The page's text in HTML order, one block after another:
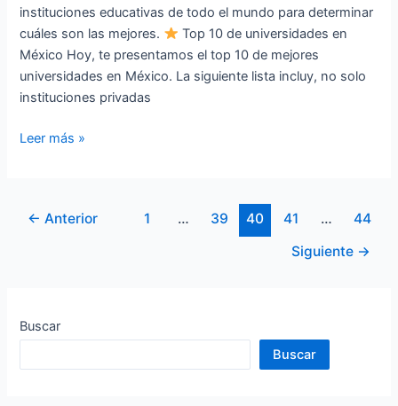
instituciones educativas de todo el mundo para determinar
cuáles son las mejores.
Top 10 de universidades en
México Hoy, te presentamos el top 10 de mejores
universidades en México. La siguiente lista incluy, no solo
instituciones privadas
Leer más »
← Anterior 1 … 39 40 41 …
44
Siguiente →
Buscar
Buscar